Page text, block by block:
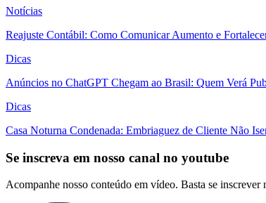
Notícias
Reajuste Contábil: Como Comunicar Aumento e
Dicas
Anúncios no ChatGPT Chegam ao Brasil: Quem Verá
Dicas
Casa Noturna Condenada: Embriaguez de Cliente Não
Se inscreva em nosso canal no youtube
Acompanhe nosso conteúdo em vídeo. Basta se inscrever